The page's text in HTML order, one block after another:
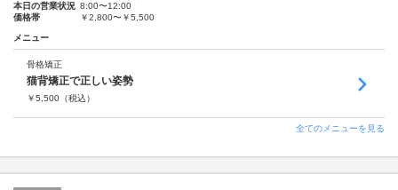
本日の営業状況 8:00〜12:00
価格帯
￥2,800〜￥5,500
メニュー
骨格矯正
猫背矯正で正しい姿勢
￥5,500 （税込）
全てのメニューを見る